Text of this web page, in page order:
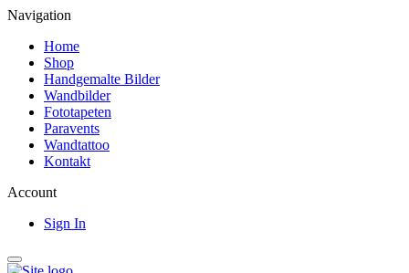
Navigation
Home
Shop
Handgemalte Bilder
Wandbilder
Fototapeten
Paravents
Wandtattoo
Kontakt
Account
Sign In